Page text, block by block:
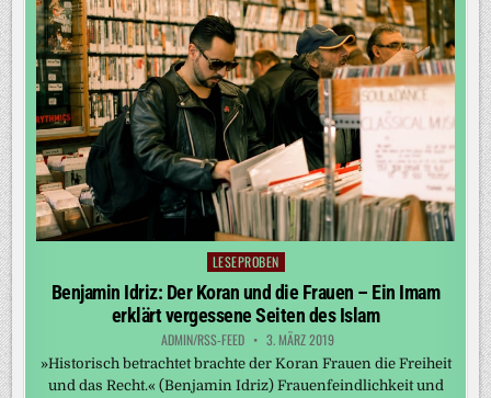
Posted
in
LESEPROBEN
Benjamin Idriz: Der Koran und die Frauen – Ein Imam
erklärt vergessene Seiten des Islam
ADMIN/RSS-FEED 3. MÄRZ 2019
»Historisch betrachtet brachte der Koran Frauen die Freiheit
und das Recht.« (Benjamin Idriz) Frauenfeindlichkeit und